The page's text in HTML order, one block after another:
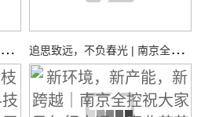
全
控科技 | 致敬每一份坚守与热爱 追
思致远，不负春光 | 南京全控祝您：清明安康